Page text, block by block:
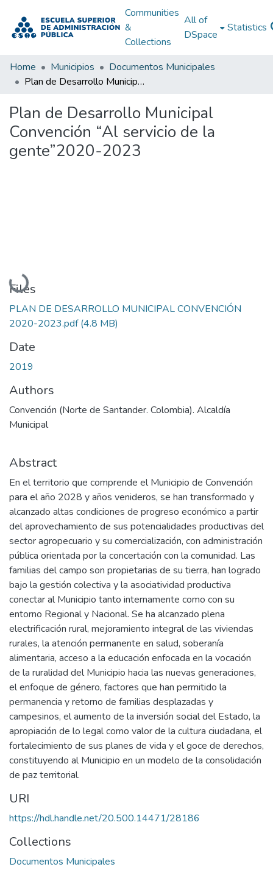
Communities
&
Collections
All of
DSpace
Statistics
Home Municipios
Documentos Municipales
Plan de Desarrollo Municipal Convención “Al servicio de la gente”2020-2023
Plan de Desarrollo Municipal
Convención “Al servicio de la
gente”2020-2023
Loading...
Files
PLAN DE DESARROLLO MUNICIPAL CONVENCIÓN
2020-2023.pdf(4.8 MB)
Date
2019
Authors
Convención (Norte de Santander. Colombia). Alcaldía
Municipal
Abstract
En el territorio que comprende el Municipio de Convención
para el año 2028 y años venideros, se han transformado y
alcanzado altas condiciones de progreso económico a partir
del aprovechamiento de sus potencialidades productivas del
sector agropecuario y su comercialización, con administración
pública orientada por la concertación con la comunidad. Las
familias del campo son propietarias de su tierra, han logrado
bajo la gestión colectiva y la asociatividad productiva
conectar al Municipio tanto internamente como con su
entorno Regional y Nacional. Se ha alcanzado plena
electrificación rural, mejoramiento integral de las viviendas
rurales, la atención permanente en salud, soberanía
alimentaria, acceso a la educación enfocada en la vocación
de la ruralidad del Municipio hacia las nuevas generaciones,
el enfoque de género, factores que han permitido la
permanencia y retorno de familias desplazadas y
campesinos, el aumento de la inversión social del Estado, la
apropiación de lo legal como valor de la cultura ciudadana, el
fortalecimiento de sus planes de vida y el goce de derechos,
constituyendo al Municipio en un modelo de la consolidación
de paz territorial.
URI
https://hdl.handle.net/20.500.14471/28186
Collections
Documentos Municipales